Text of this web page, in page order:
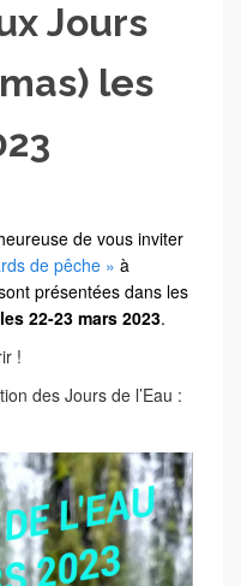
Jours
les
de vous inviter
de pêche » à
présentées dans les
22-23 mars 2023.
!
des Jours de l’Eau :